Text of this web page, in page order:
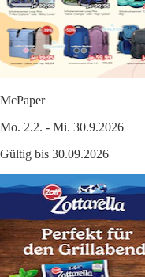
McPaper
Mo. 2.2. - Mi. 30.9.2026
Gültig bis 30.09.2026